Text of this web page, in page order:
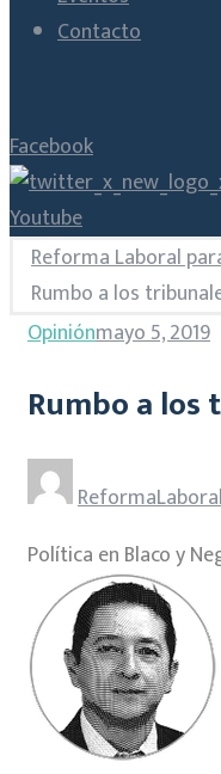
Contacto
Facebook
Youtube
Reforma Laboral
Rumbo a los
Opiniónmayo 5, 2019
Rumbo a
Política en Blaco y